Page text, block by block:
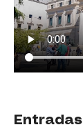
Entradas